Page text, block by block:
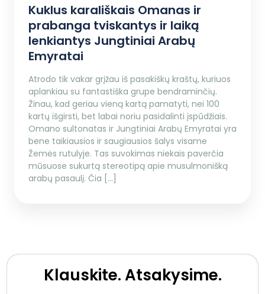
Kuklus karališkais Omanas ir
prabanga tviskantys ir laiką
lenkiantys Jungtiniai Arabų
Emyratai
Atrodo tik vakar grįžau iš pasakiškų kraštų, kuriuos
aplankiau su fantastiška grupe bendraminčių.
Žinau, kad geriau vieną kartą pamatyti, nei 100
kartų išgirsti, bet labai noriu pasidalinti įspūdžiais.
Omano sultonatas ir Jungtiniai Arabų Emyratai yra
bene taikiausios ir saugiausios šalys visame
Žemės rutulyje. Tas suvokimas niekais paverčia
mūsuose sukurtą stereotipą apie musulmonišką
arabų pasaulį. Čia […]
Klauskite. Atsakysime.